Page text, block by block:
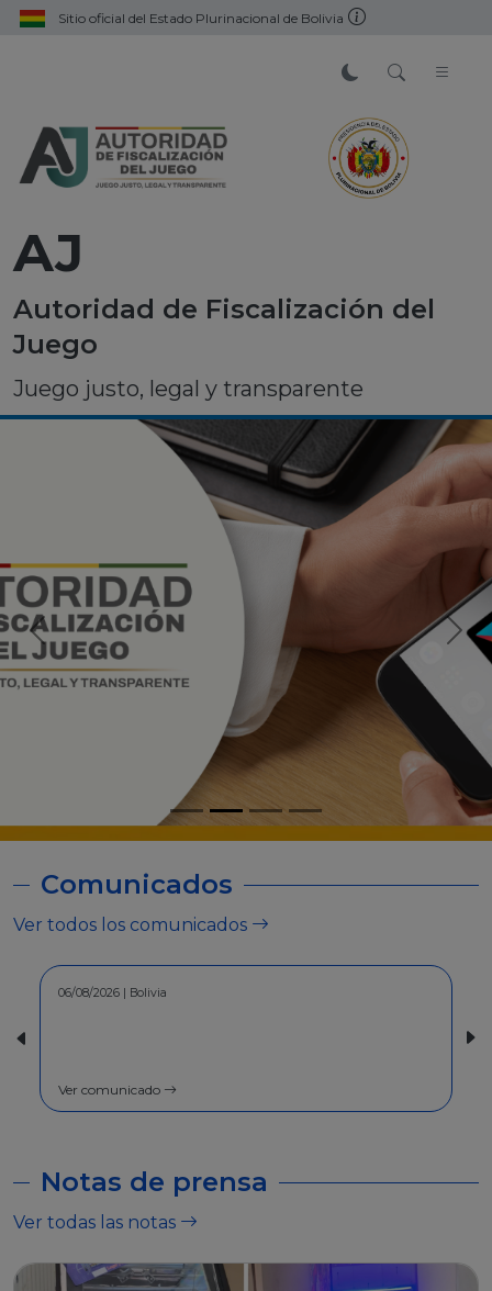
Sitio oficial del Estado Plurinacional de Bolivia
AJ
Autoridad de Fiscalización del
Juego
Juego justo, legal y transparente
Comunicados
Ver todos los comunicados
30/07/2026 | Bolivia
Ver comunicado
Notas de prensa
Ver todas las notas